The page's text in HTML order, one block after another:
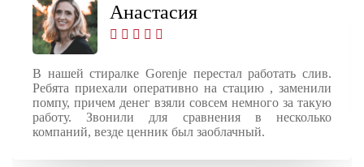
Анастасия
В нашей стиралке Gorenje перестал работать слив.
Ребята приехали оперативно на стацию , заменили
помпу, причем денег взяли совсем немного за такую
работу. Звонили для сравнения в несколько
компаний, везде ценник был заоблачный.